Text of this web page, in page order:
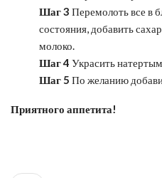
Шаг 3 Перемолоть все в
состояния, добавить
молоко.
Шаг 4 Украсить
Шаг 5 По желанию
Приятного аппетита!